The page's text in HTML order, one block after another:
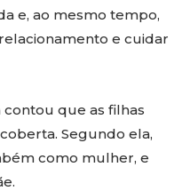
e, ao mesmo tempo,
e cuidar
contou que as filhas
Segundo ela,
como mulher, e